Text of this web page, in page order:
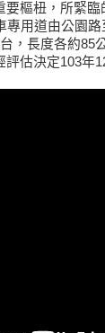
要樞杻，所緊
專用道由公園
，長度各約85
估決定103年